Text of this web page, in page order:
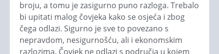
broju, a tomu je zasigurno puno razloga. Trebalo
bi upitati malog čovjeka kako se osjeća i zbog
čega odlazi. Sigurno je sve to povezano s
nepravdom, nesigurnošću, ali i ekonomskim
razlozima. Čovjek ne odlazi s područja u kojem